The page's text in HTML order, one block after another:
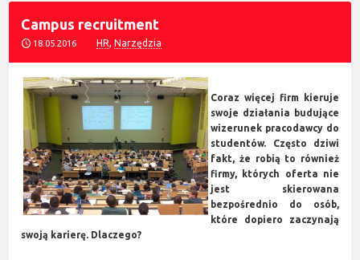
Campus recruitment
18.05.2016 HR,Narzędzia
Coraz więcej firm kieruje
swoje działania budujące
wizerunek pracodawcy do
studentów. Często dziwi
fakt, że robią to również
firmy, których oferta nie
jest skierowana
bezpośrednio do osób,
które dopiero zaczynają
swoją karierę. Dlaczego?